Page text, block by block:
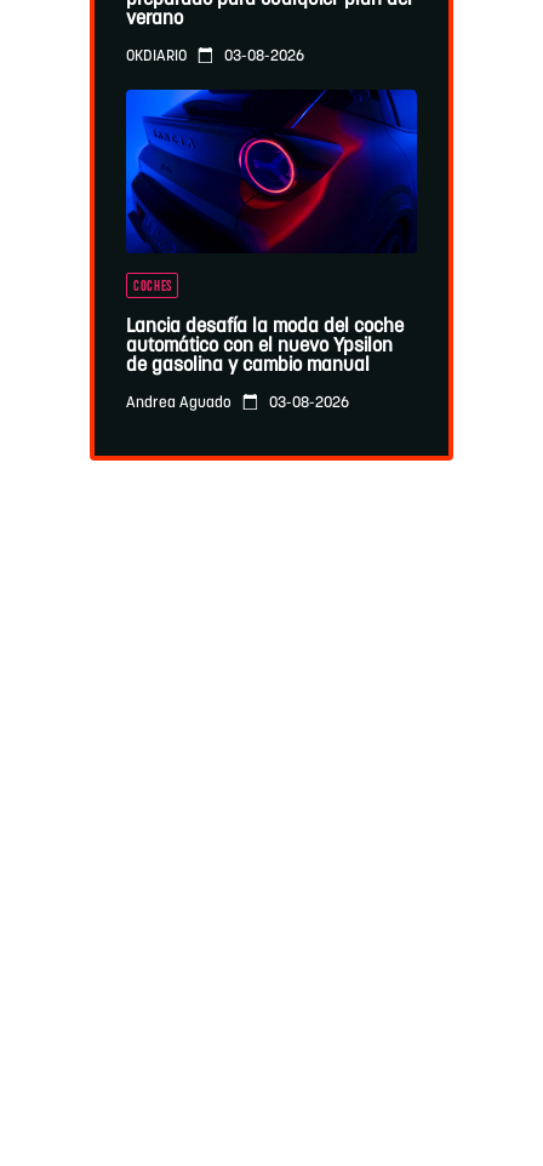
verano
OKDIARIO 03-08-2026
COCHES
Lancia desafía la moda del coche
automático con el nuevo Ypsilon
de gasolina y cambio manual
Andrea Aguado 03-08-2026